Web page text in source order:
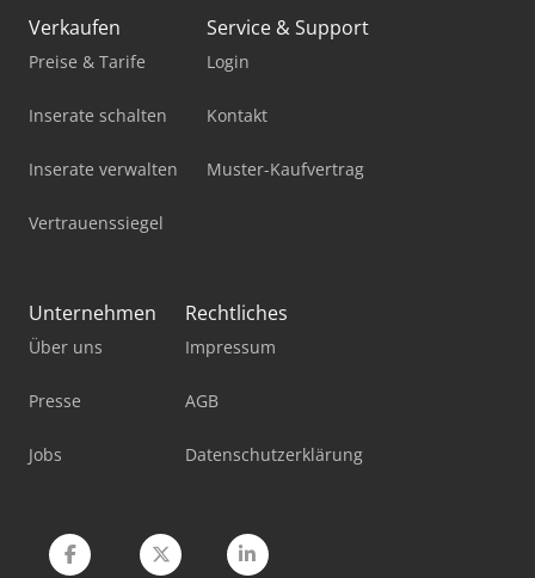
Hubwagen Manuell
Hubwagen Mit Waage
Ladekran
Mobiles Sägewerk
Pick-And-Place-Roboter
Standbodenbeutel-Füll- Und Verschließmaschine
Werkzeug-Einstell- Und Messgerät
Verkaufen
Preise & Tarife
Inserate schalten
Inserate verwalten
Vertrauenssiegel
Service & Support
Login
Kontakt
Muster-Kaufvertrag
Unternehmen
Über uns
Presse
Jobs
Rechtliches
Impressum
AGB
Datenschutzerklärung